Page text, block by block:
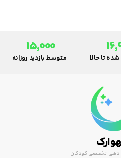
تا حالا
15,000
متوسط بازدید روزانه
دهی تخصصی کودکان